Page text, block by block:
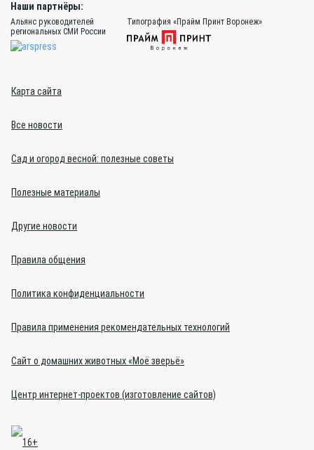
Наши партнёры:
Альянс руководителей
региональных СМИ России
Типография «Прайм Принт Воронеж»
Карта сайта
Все новости
Сад и огород весной: полезные советы
Полезные материалы
Другие новости
Правила общения
Политика конфиденциальности
Правила применения рекомендательных технологий
Сайт о домашних животных «Моё зверьё»
Центр интернет-проектов (изготовление сайтов)